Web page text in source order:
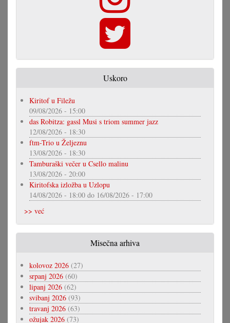
Uskoro
Kiritof u Filežu
09/08/2026 - 15:00
das Robitza: gassl Musi s triom summer jazz
12/08/2026 - 18:30
ftm-Trio u Željeznu
13/08/2026 - 18:30
Tamburaški večer u Csello malinu
13/08/2026 - 20:00
Kiritofska izložba u Uzlopu
14/08/2026 - 18:00 do 16/08/2026 - 17:00
>> već
Misečna arhiva
kolovoz 2026 (27)
srpanj 2026 (60)
lipanj 2026 (62)
svibanj 2026 (93)
travanj 2026 (63)
ožujak 2026 (73)